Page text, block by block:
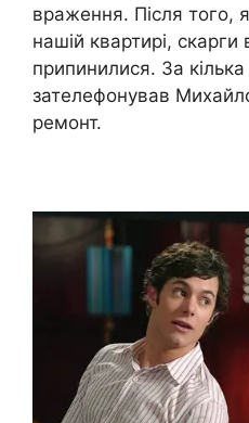
враження. Після того,
нашій квартирі, скарги
припинилися. За
зателефонував
ремонт.